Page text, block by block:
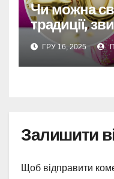
Чи можна
традиції,
Україні
ГРУ 16, 2025
Залишити
Щоб відправити